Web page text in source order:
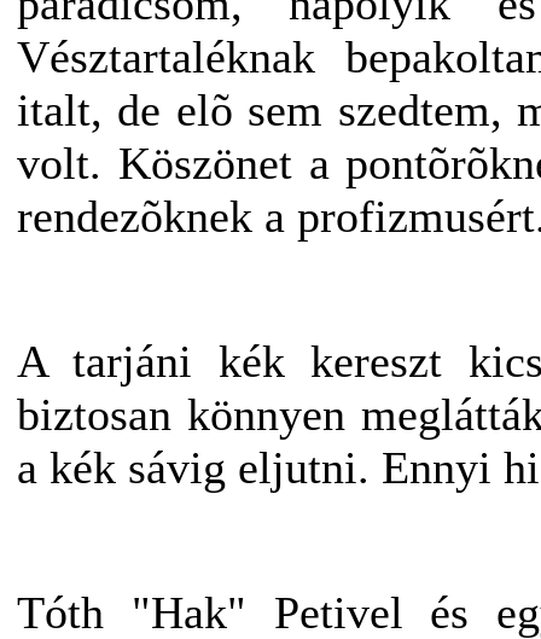
Vésztartaléknak
italt, de elõ sem szedtem,
volt. Köszönet a
rendezõknek a
A tarjáni kék kereszt
biztosan könnyen
a kék sávig eljutni. Ennyi
Tóth "Hak" Petivel és